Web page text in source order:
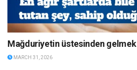
Mağduriyetin üstesinden gelmek
MARCH 31, 2026